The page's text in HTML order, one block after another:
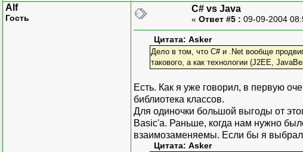
Alf
Гость
C# vs Java
« Ответ #5 : 09-09-2004
Цитата: Asker
Дело в том, что C# и .Net вообще
такового, а как технологии (J2EE,
Есть. Как я уже говорил, в первую
библиотека классов.
Для одиночки большой выгоды от
Basic'а. Раньше, когда нам нужно
взаимозаменяемы. Если бы я
Цитата: Asker